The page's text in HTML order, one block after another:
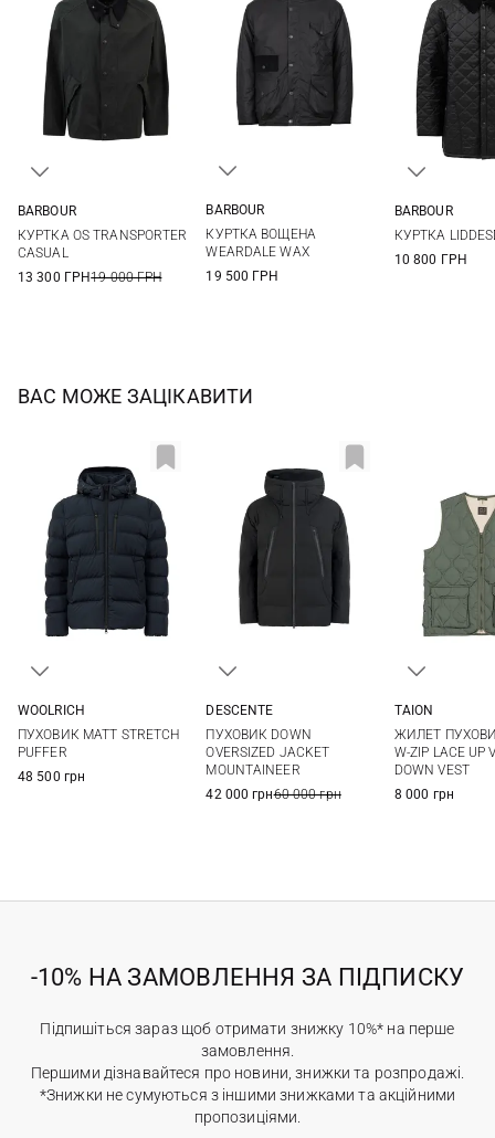
44
BARBOUR
КУРТКА OS TRANSPORTER
CASUAL
13 300 ГРН19 000 ГРН
XXL
BARBOUR
КУРТКА ВОЩЕНА
WEARDALE WAX
19 500 ГРН
BARBOUR
КУРТКА
10 800 ГРН
ВАС МОЖЕ ЗАЦІКАВИТИ
WOOLRICH
ПУХОВИК MATT STRETCH
PUFFER
48 500 грн
DESCENTE
ПУХОВИК DOWN
OVERSIZED JACKET
MOUNTAINEER
42 000 грн60 000 грн
XXL
TAION
ЖИЛЕТ
W-ZIP LACE UP
DOWN VEST
8 000 грн
-10% НА ЗАМОВЛЕННЯ ЗА ПІДПИСКУ
Підпишіться зараз щоб отримати знижку 10%* на перше
замовлення.
Першими дізнавайтеся про новини, знижки та розпродажі.
*Знижки не сумуються з іншими знижками та акційними
пропозиціями.